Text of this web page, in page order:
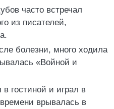
часто встречал
из писателей,
болезни, много ходила
«Войной и
гостиной и играл в
врывалась в